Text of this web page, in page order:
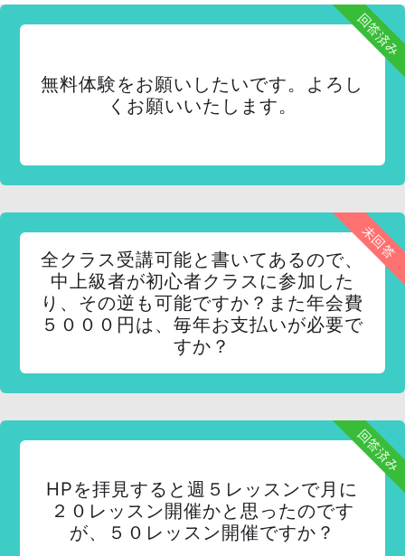
回答済み
無料体験をお願いしたいです。よろし
くお願いいたします。
未回答
全クラス受講可能と書いてあるので、
中上級者が初心者クラスに参加した
り、その逆も可能ですか？また年会費
５０００円は、毎年お支払いが必要で
すか？
回答済み
HPを拝見すると週５レッスンで月に
２０レッスン開催かと思ったのです
が、５０レッスン開催ですか？